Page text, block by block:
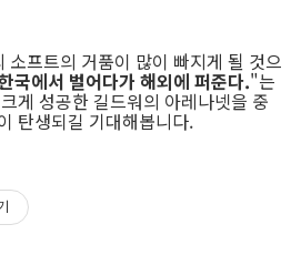
소프트의 거품이 많이 빠지게 될 것으
국에서 벌어다가 해외에 퍼준다."는
게 성공한 길드워의 아레나넷을 중
탄생되길 기대해봅니다.